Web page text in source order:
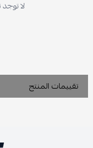
لا
تقييمات المنتج